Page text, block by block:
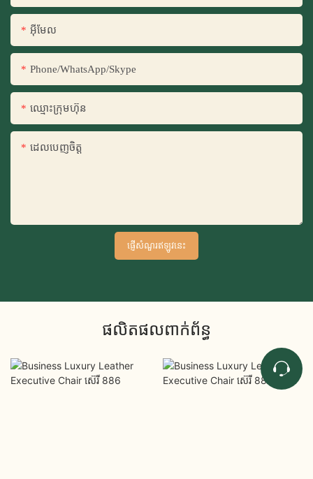
អ៊ីមែល
Phone/WhatsApp/Skype
ឈ្មោះ​ក្រុម​ហ៊ុន
ដេលបេញចិត្ដ
ផ្ញើសំណួរឥឡូវនេះ
ផលិតផលពាក់ព័ន្ធ